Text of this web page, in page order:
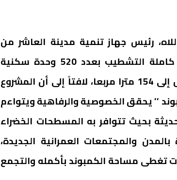
رئيس جهاز تنمية مدينة العاشر من
رمضان، أن وحدات المشروع كاملة التشطيب بعدد 520 وحدة سكنية
"مرحلة أولى " بمساحات تصل إلى 154 مترا مربعا، لافتاً إلى أن المشروع
’’ يحقق الخصوصية والرفاهية ويتواءم
بحيث تتوافر به المسطحات الخضراء
والمجتمعات العمرانية الجديدة،
تغطى مساحة الكمبوند بأكمله والتجمع